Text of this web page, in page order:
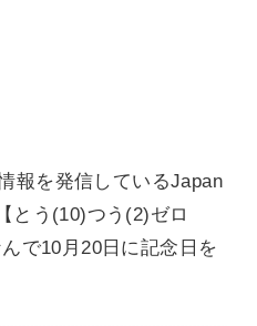
報を発信しているJapan
とう(10)つう(2)ゼロ
で10月20日に記念日を